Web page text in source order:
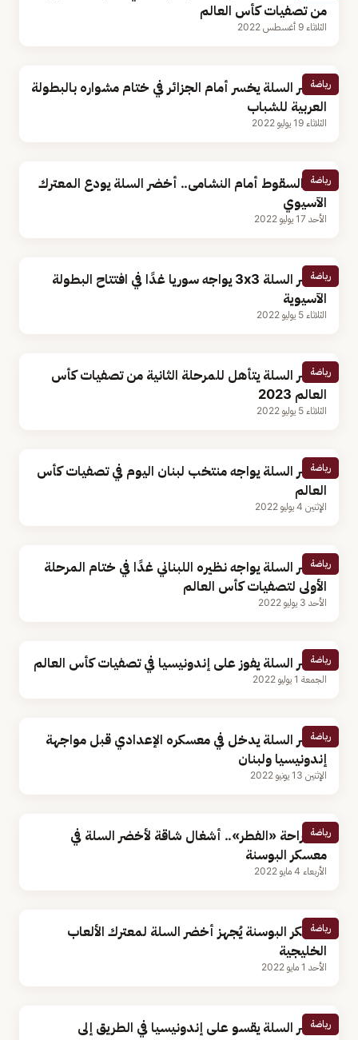
من تصفيات كأس العالم
الثلاثاء 9 أغسطس 2022
رياضة
أخضر السلة يخسر أمام الجزائر في ختام مشواره بالبطولة
العربية للشباب
الثلاثاء 19 يوليو 2022
رياضة
بعد السقوط أمام النشامى.. أخضر السلة يودع المعترك
الآسيوي
الأحد 17 يوليو 2022
رياضة
أخضر السلة 3x3 يواجه سوريا غدًا في افتتاح البطولة
الآسيوية
الثلاثاء 5 يوليو 2022
رياضة
أخضر السلة يتأهل للمرحلة الثانية من تصفيات كأس
العالم 2023
الثلاثاء 5 يوليو 2022
رياضة
أخضر السلة يواجه منتخب لبنان اليوم في تصفيات كأس
العالم
الإثنين 4 يوليو 2022
رياضة
أخضر السلة يواجه نظيره اللبناني غدًا في ختام المرحلة
الأولى لتصفيات كأس العالم
الأحد 3 يوليو 2022
رياضة
أخضر السلة يفوز على إندونيسيا في تصفيات كأس العالم
الجمعة 1 يوليو 2022
رياضة
أخضر السلة يدخل في معسكره الإعدادي قبل مواجهة
إندونيسيا ولبنان
الإثنين 13 يونيو 2022
رياضة
بعد راحة «الفطر».. أشغال شاقة لأخضر السلة في
معسكر البوسنة
الأربعاء 4 مايو 2022
رياضة
معسكر البوسنة يُجهز أخضر السلة لمعترك الألعاب
الخليجية
الأحد 1 مايو 2022
رياضة
أخضر السلة يقسو على إندونيسيا في الطريق إلى